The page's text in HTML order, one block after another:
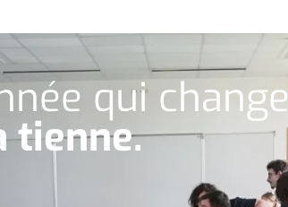
qui change
tienne.